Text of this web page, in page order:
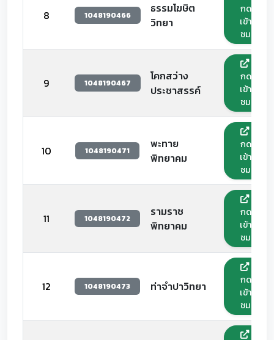
8 1048190466
ธรรมโฆษิต
วิทยา
กด
เข้า
ชม
9 1048190467
โคกสว่าง
ประชาสรรค์
กด
เข้า
ชม
10 1048190471
พะทาย
พิทยาคม
กด
เข้า
ชม
11 1048190472
รามราช
พิทยาคม
กด
เข้า
ชม
12 1048190473 ท่าจำปาวิทยา
กด
เข้า
ชม